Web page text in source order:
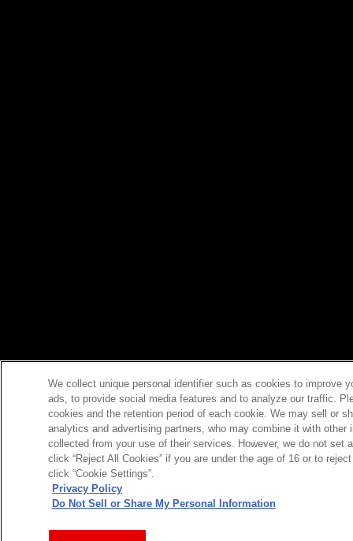
We collect unique personal identifier such as cookies to improve
ads, to provide social media features and to analyze our traffic.
cookies and the retention period of each cookie. We may sell or
analytics and advertising partners, who may combine it with
collected from your use of their services. However, we do not set
click “Reject All Cookies” if you are under the age of 16 or to
click “Cookie Settings”.
Privacy Policy
Do Not Sell or Share My Personal Information